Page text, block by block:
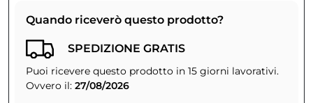
Quando riceverò questo prodotto?
SPEDIZIONE GRATIS
Puoi ricevere questo prodotto in 15 giorni lavorativi.
Ovvero il: 27/08/2026